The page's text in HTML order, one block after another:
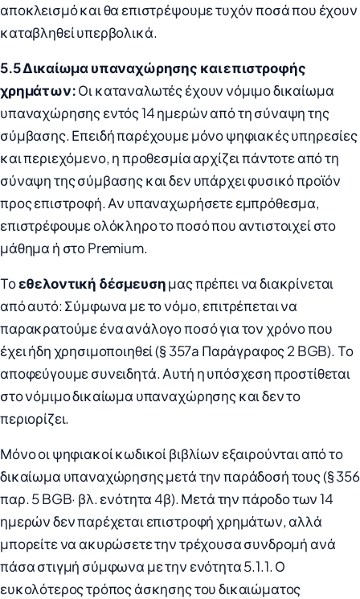
αποκλεισμό και θα επιστρέψουμε τυχόν ποσά που έχουν
καταβληθεί υπερβολικά.
5.5 Δικαίωμα υπαναχώρησης και επιστροφής
χρημάτων:Οι καταναλωτές έχουν νόμιμο δικαίωμα
υπαναχώρησης εντός 14 ημερών από τη σύναψη της
σύμβασης. Επειδή παρέχουμε μόνο ψηφιακές υπηρεσίες
και περιεχόμενο, η προθεσμία αρχίζει πάντοτε από τη
σύναψη της σύμβασης και δεν υπάρχει φυσικό προϊόν
προς επιστροφή. Αν υπαναχωρήσετε εμπρόθεσμα,
επιστρέφουμε ολόκληρο το ποσό που αντιστοιχεί στο
μάθημα ή στο Premium.
Τοεθελοντική δέσμευσημας πρέπει να διακρίνεται
από αυτό: Σύμφωνα με το νόμο, επιτρέπεται να
παρακρατούμε ένα ανάλογο ποσό για τον χρόνο που
έχει ήδη χρησιμοποιηθεί (§ 357a Παράγραφος 2 BGB). Το
αποφεύγουμε συνειδητά. Αυτή η υπόσχεση προστίθεται
στο νόμιμο δικαίωμα υπαναχώρησης και δεν το
περιορίζει.
Μόνο οι ψηφιακοί κωδικοί βιβλίων εξαιρούνται από το
δικαίωμα υπαναχώρησης μετά την παράδοσή τους (§ 356
παρ. 5 BGB· βλ. ενότητα 4β). Μετά την πάροδο των 14
ημερών δεν παρέχεται επιστροφή χρημάτων, αλλά
μπορείτε να ακυρώσετε την τρέχουσα συνδρομή ανά
πάσα στιγμή σύμφωνα με την ενότητα 5.1.1. Ο
ευκολότερος τρόπος άσκησης του δικαιώματος